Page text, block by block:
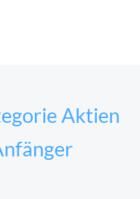
Aktien